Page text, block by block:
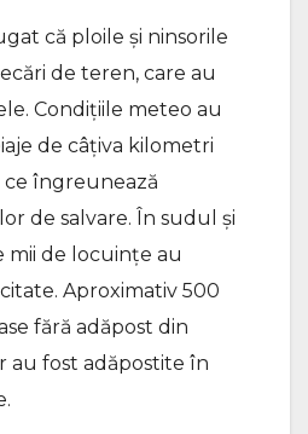
că ploile și ninsorile
de teren, care au
Condițiile meteo au
de câțiva kilometri
îngreunează
de salvare. În sudul și
mii de locuințe au
Aproximativ 500
fără adăpost din
au fost adăpostite în